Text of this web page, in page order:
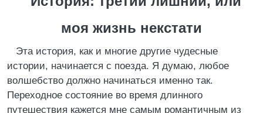
моя жизнь некстати
Эта история, как и многие другие чудесные
истории, начинается с поезда. Я думаю, любое
волшебство должно начинаться именно так.
Переходное состояние во время длинного
путешествия кажется мне самым романтичным из